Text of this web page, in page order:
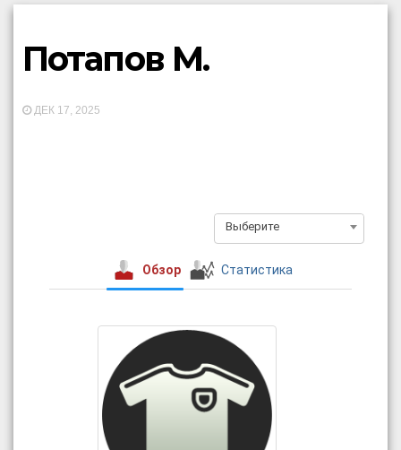
Потапов М.
ДЕК 17, 2025
Выберите
Обзор Статистика